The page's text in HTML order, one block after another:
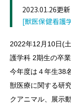
2023.01.26更新
[獣医保健看護
2022年12月10日(
護学科 2期生の卒
今年度は４年生38
獣医療に関する研
クアニマル、展示